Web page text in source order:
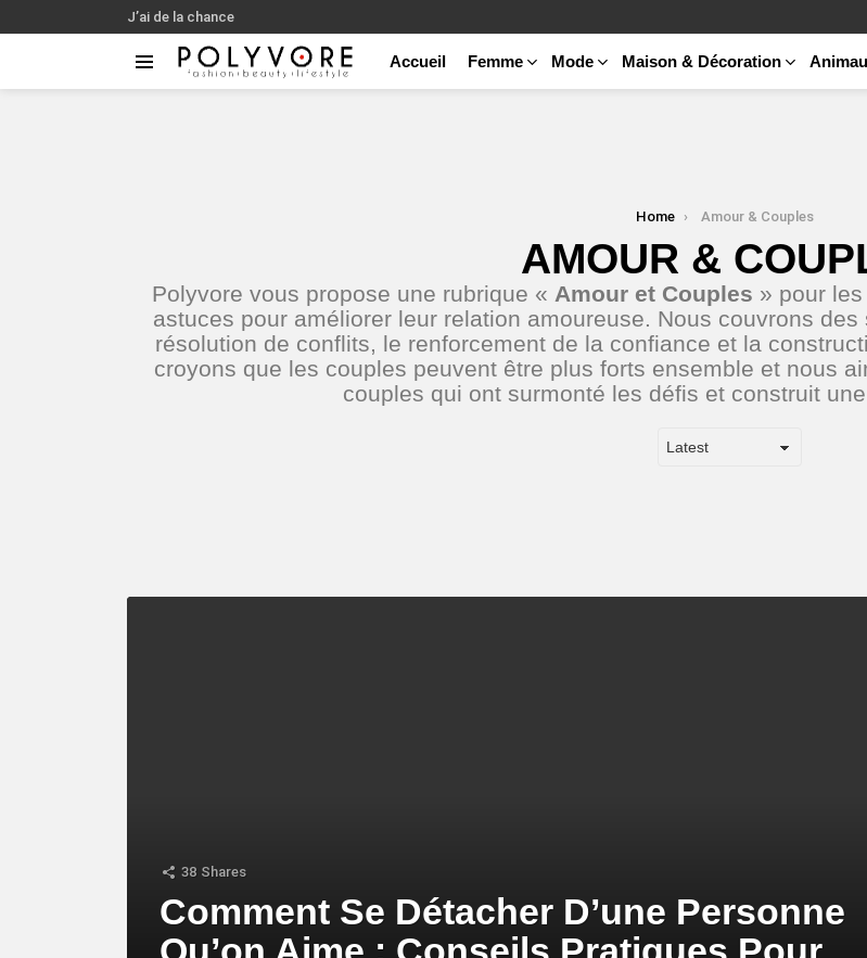
J’ai de la chance
Accueil Femme Mode Maison & Décoration
Home Amour & Couples
AMOUR &
Polyvore vous propose une rubrique « Amour et Couples » pour
astuces pour améliorer leur relation amoureuse. Nous couvrons
résolution de conflits, le renforcement de la confiance et la
croyons que les couples peuvent être plus forts ensemble et nous
couples qui ont surmonté les défis et construit
38 Shares
Comment Se Détacher D’une Personne